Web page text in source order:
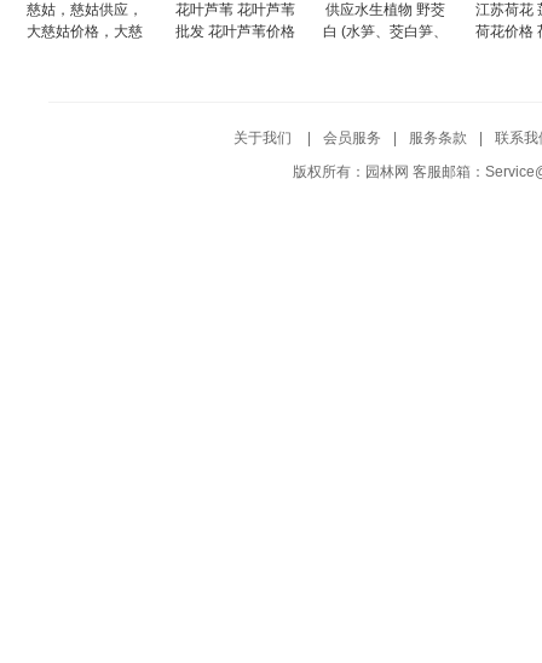
慈姑，慈姑供应，
大慈姑价格，大慈
花叶芦苇 花叶芦苇
批发 花叶芦苇价格
供应水生植物 野茭
白 (水笋、茭白笋、
江苏荷花
荷花价格
关于我们 会员服务 服务条款
联系我
版权所有：园林网 客服邮箱：